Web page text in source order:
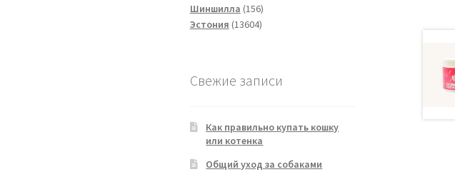
Шиншилла 156156
товаров
Эстония 1360413604
Свежие записи
Как правильно купать кошку
или котенка
Общий уход за собаками